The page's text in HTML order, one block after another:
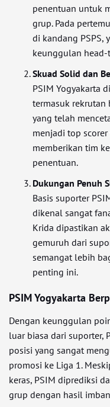
penentuan untuk
grup. Pada
di kandang PSPS,
keunggulan head-
Skuad Solid dan
PSIM Yogyakarta
termasuk rekrutan
yang telah
menjadi top
memberikan tim
penentuan.
Dukungan Penuh
Basis suporter
dikenal sangat
Krida dipastikan
gemuruh dari
semangat lebih
penting ini.
PSIM Yogyakarta
Dengan keunggulan
luar biasa dari suporter,
posisi yang sangat
promosi ke Liga 1.
keras, PSIM diprediksi
grup dengan hasil